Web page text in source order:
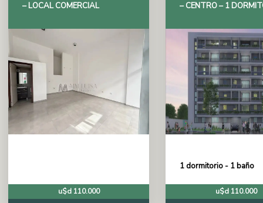
– LOCAL COMERCIAL
u$d 110.000
– CENTRO – 1
1 dormitorio - 1 baño
u$d 110.000